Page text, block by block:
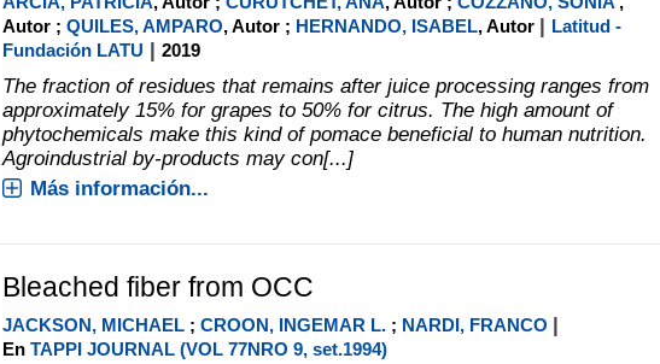
Autor ; QUILES, AMPARO, Autor ; HERNANDO, ISABEL, Autor | Latitud -
Fundación LATU | 2019
The fraction of residues that remains after juice processing ranges from
approximately 15% for grapes to 50% for citrus. The high amount of
phytochemicals make this kind of pomace beneficial to human nutrition.
Agroindustrial by-products may con[...]
Más información...
Bleached fiber from OCC
JACKSON, MICHAEL; CROON, INGEMAR L.; NARDI, FRANCO |
En TAPPI JOURNAL (VOL 77NRO 9, set.1994)